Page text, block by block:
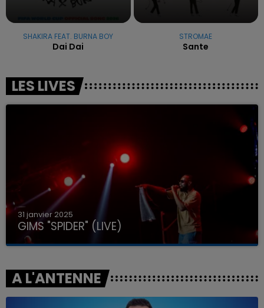
SHAKIRA FEAT. BURNA BOY
Dai Dai
STROMAE
Sante
LES LIVES
31 janvier 2025
GIMS "SPIDER" (LIVE)
A L'ANTENNE